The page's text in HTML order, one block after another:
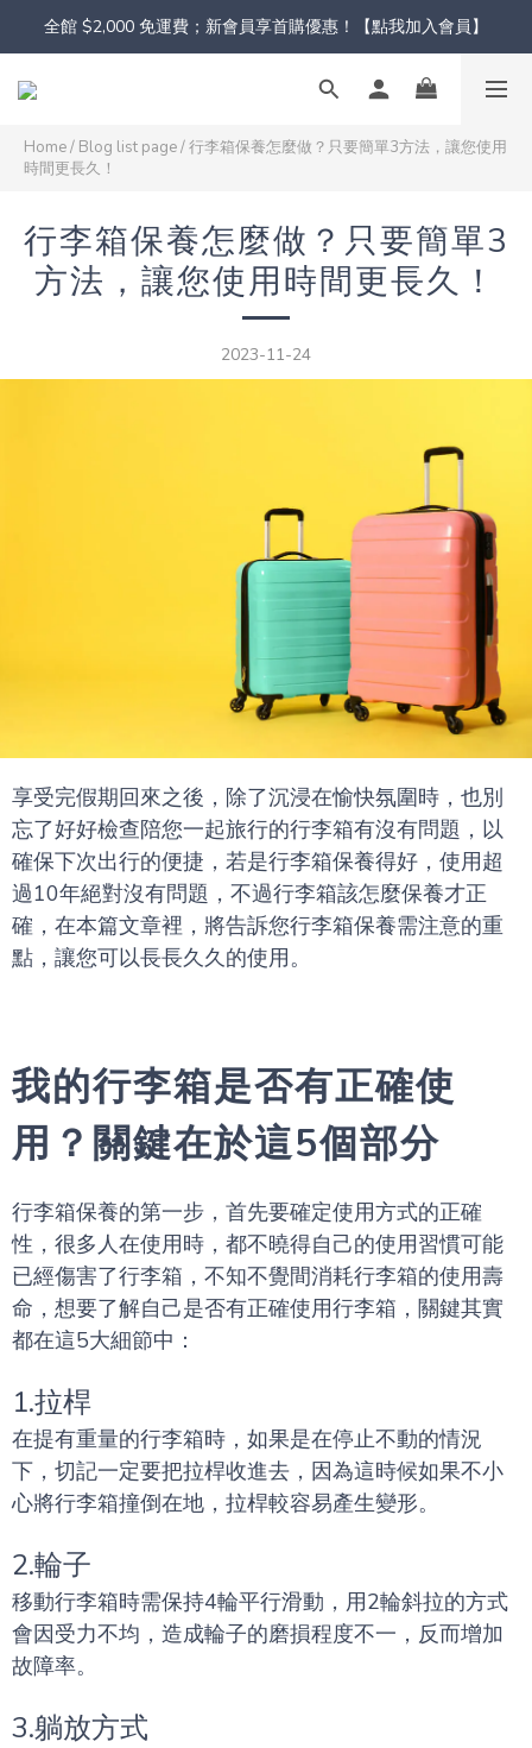
全館 $2,000 免運費；新會員享首購優惠！【點我加入會員】
Home/ Blog list page/行李箱保養怎麼做？只要簡單3方法，讓您使用
時間更長久！
行李箱保養怎麼做？只要簡單3
方法，讓您使用時間更長久！
2023-11-24
享受完假期回來之後，除了沉浸在愉快氛圍時，也別
忘了好好檢查陪您一起旅行的行李箱有沒有問題，以
確保下次出行的便捷，若是行李箱保養得好，使用超
過10年絕對沒有問題，不過行李箱該怎麼保養才正
確，在本篇文章裡，將告訴您行李箱保養需注意的重
點，讓您可以長長久久的使用。
我的行李箱是否有正確使
用？關鍵在於這5個部分
行李箱保養的第一步，首先要確定使用方式的正確
性，很多人在使用時，都不曉得自己的使用習慣可能
已經傷害了行李箱，不知不覺間消耗行李箱的使用壽
命，想要了解自己是否有正確使用行李箱，關鍵其實
都在這5大細節中：
1.拉桿
在提有重量的行李箱時，如果是在停止不動的情況
下，切記一定要把拉桿收進去，因為這時候如果不小
心將行李箱撞倒在地，拉桿較容易產生變形。
2.輪子
移動行李箱時需保持4輪平行滑動，用2輪斜拉的方式
會因受力不均，造成輪子的磨損程度不一，反而增加
故障率。
3.躺放方式